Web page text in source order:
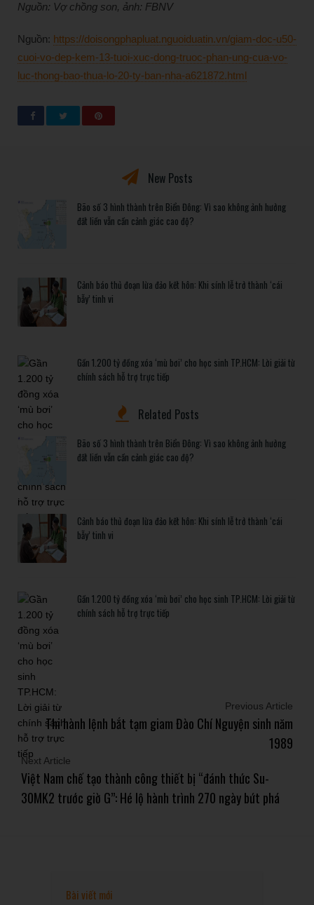
Nguồn: Vợ chồng son, ảnh: FBNV
Nguồn: https://doisongphapluat.nguoiduatin.vn/giam-doc-u50-
cuoi-vo-dep-kem-13-tuoi-xuc-dong-truoc-phan-ung-cua-vo-
luc-thong-bao-thua-lo-20-ty-ban-nha-a621872.html
New Posts
Bão số 3 hình thành trên Biển Đông: Vì sao không ảnh hưởng
đất liền vẫn cần cảnh giác cao độ?
Cảnh báo thủ đoạn lừa đảo kết hôn: Khi sính lễ trở thành ‘cái
bẫy’ tinh vi
Gần 1.200 tỷ đồng xóa ‘mù bơi’ cho học sinh TP.HCM: Lời giải từ
chính sách hỗ trợ trực tiếp
Related Posts
Bão số 3 hình thành trên Biển Đông: Vì sao không ảnh hưởng
đất liền vẫn cần cảnh giác cao độ?
Cảnh báo thủ đoạn lừa đảo kết hôn: Khi sính lễ trở thành ‘cái
bẫy’ tinh vi
Gần 1.200 tỷ đồng xóa ‘mù bơi’ cho học sinh TP.HCM: Lời giải từ
chính sách hỗ trợ trực tiếp
Previous Article
Thi hành lệnh bắt tạm giam Đào Chí Nguyện sinh năm
1989
Next Article
Việt Nam chế tạo thành công thiết bị “đánh thức Su-
30MK2 trước giờ G”: Hé lộ hành trình 270 ngày bứt phá
Bài viết mới